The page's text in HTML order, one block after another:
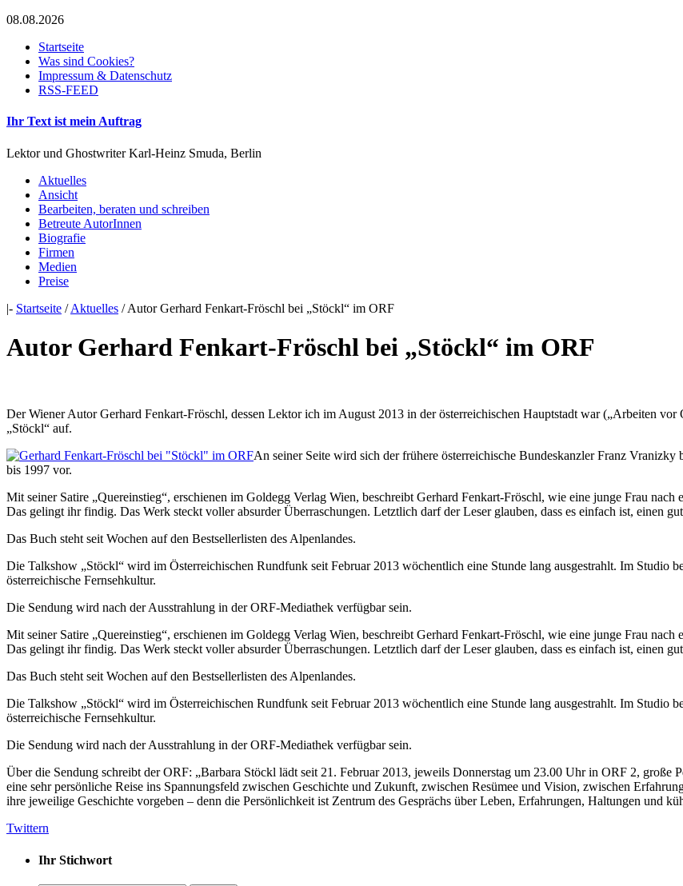
08.08.2026
Startseite
Was sind Cookies?
Impressum & Datenschutz
RSS-FEED
Ihr Text ist mein Auftrag
Lektor und Ghostwriter Karl-Heinz Smuda, Berlin
Aktuelles
Ansicht
Bearbeiten, beraten und schreiben
Betreute AutorInnen
Biografie
Firmen
Medien
Preise
|- Startseite /Aktuelles / Autor Gerhard Fenkart-Fröschl bei „Stöckl“ im ORF
Autor Gerhard Fenkart-Fröschl bei „Stöckl“ im ORF
Der Wiener Autor Gerhard Fenkart-Fröschl, dessen Lektor ich im August 2013 in der österreichischen Hauptstadt war („Arbeiten
„Stöckl“ auf.
An seiner Seite wird sich der frühere österreichische Bundeskanzler Franz
bis 1997 vor.
Mit seiner Satire „Quereinstieg“, erschienen im Goldegg Verlag Wien, beschreibt Gerhard Fenkart-Fröschl, wie eine junge Frau
Das gelingt ihr findig. Das Werk steckt voller absurder Überraschungen. Letztlich darf der Leser glauben, dass es einfach ist, einen
Das Buch steht seit Wochen auf den Bestsellerlisten des Alpenlandes.
Die Talkshow „Stöckl“ wird im Österreichischen Rundfunk seit Februar 2013 wöchentlich eine Stunde lang ausgestrahlt. Im Studio
österreichische Fernsehkultur.
Die Sendung wird nach der Ausstrahlung in der ORF-Mediathek verfügbar sein.
Mit seiner Satire „Quereinstieg“, erschienen im Goldegg Verlag Wien, beschreibt Gerhard Fenkart-Fröschl, wie eine junge Frau
Das gelingt ihr findig. Das Werk steckt voller absurder Überraschungen. Letztlich darf der Leser glauben, dass es einfach ist, einen
Das Buch steht seit Wochen auf den Bestsellerlisten des Alpenlandes.
Die Talkshow „Stöckl“ wird im Österreichischen Rundfunk seit Februar 2013 wöchentlich eine Stunde lang ausgestrahlt. Im Studio
österreichische Fernsehkultur.
Die Sendung wird nach der Ausstrahlung in der ORF-Mediathek verfügbar sein.
Über die Sendung schreibt der ORF: „Barbara Stöckl lädt seit 21. Februar 2013, jeweils Donnerstag um 23.00 Uhr in ORF 2, große
eine sehr persönliche Reise ins Spannungsfeld zwischen Geschichte und Zukunft, zwischen Resümee und Vision, zwischen
ihre jeweilige Geschichte vorgeben – denn die Persönlichkeit ist Zentrum des Gesprächs über Leben, Erfahrungen, Haltungen und
Twittern
Ihr Stichwort